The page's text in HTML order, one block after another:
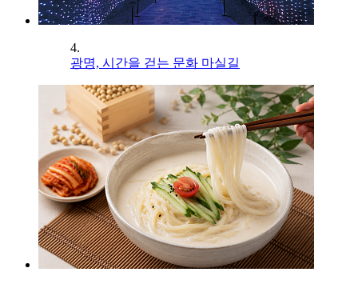
4.
광명, 시간을 걷는 문화 마실길